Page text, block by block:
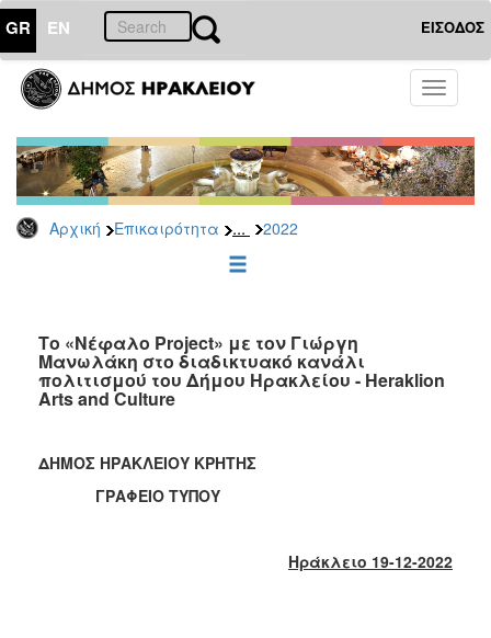
GR EN ΕΙΣΟΔΟΣ
Toggle
Αρχική Επικαιρότητα ... 2022
ΕΠΙΚΑΙΡΟΤΗΤΑ
Τύπου
Αρχείο
2026
2025
2022
2021
2020
2018
2017
Το «Νέφαλο Project» με τον Γιώργη
Μανωλάκη στο διαδικτυακό κανάλι
πολιτισμού του Δήμου Ηρακλείου - Heraklion
Arts and Culture
ΔΗΜΟΣ ΗΡΑΚΛΕΙΟΥ ΚΡΗΤΗΣ
ΓΡΑΦΕΙΟ ΤΥΠΟΥ
Ηράκλειο 19-12-2022